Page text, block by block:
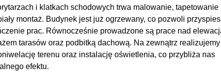
i klatkach schodowych trwa malowanie, tapetowanie
montaż. Budynek jest już ogrzewany, co pozwoli
prac. Równocześnie prowadzone są prace nad
tarasów oraz podbitką dachową. Na zewnątrz realizujemy
terenu oraz instalację oświetlenia, co przybliża nas
efektu.